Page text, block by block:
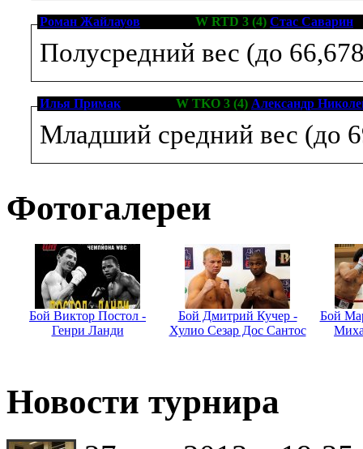
Роман Жайлауов W RTD 3 (4) Стас Саварин
Полусредний вес (до
Илья Примак W TKO 3 (4) Александр
Младший средний вес (до
Фотогалереи
Бой Виктор Постол -
Генри Ланди
Бой Дмитрий Кучер -
Хулио Сезар Дос Сантос
Бой
Новости турнира